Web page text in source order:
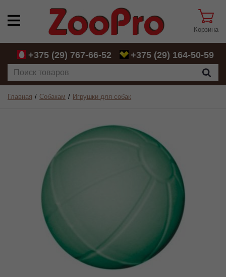
Корзина
+375 (29) 767-66-52 +375 (29) 164-50-59
Главная Собакам Игрушки для собак